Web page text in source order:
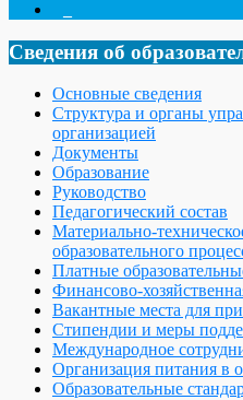
Сведения об
Основные сведения
Структура и органы
организацией
Документы
Образование
Руководство
Педагогический состав
Материально-
образовательного
Платные
Финансово-
Вакантные места для
Стипендии и меры
Международное
Организация питания в
Образовательные